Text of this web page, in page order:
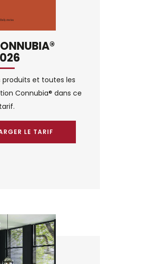
produits et toutes les
Connubia® dans ce
tarif.
LE TARIF